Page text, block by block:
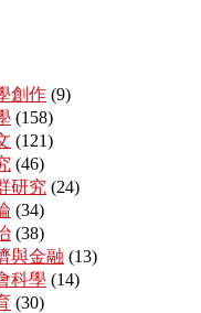
創作 (9)
(158)
(121)
(46)
研究 (24)
(34)
(38)
與金融 (13)
科學 (14)
(30)